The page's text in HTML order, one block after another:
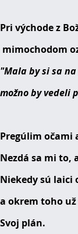
Pri východe z
mimochodom
"Mala by si sa
možno by vedeli
Pregúlim očami
Nezdá sa mi to,
Niekedy sú laici
a okrem toho
Svoj plán.